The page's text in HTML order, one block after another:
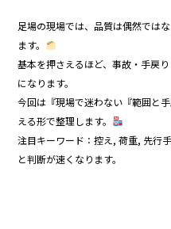
足場の現場では、品質は偶然では
ます。
基本を押さえるほど、事故・手戻
になります。
今回は『現場で迷わない『範囲と
える形で整理します。
注目キーワード：控え, 荷重, 先行
と判断が速くなります。